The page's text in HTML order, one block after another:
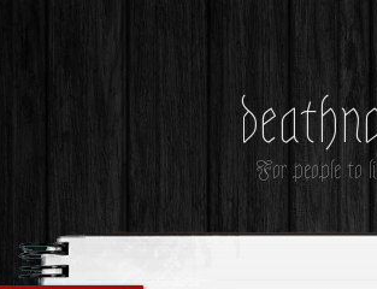
For people to